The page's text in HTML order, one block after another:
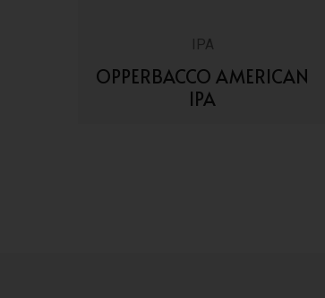
IPA
OPPERBACCO AMERICAN
IPA